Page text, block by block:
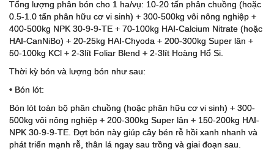
Tổng lượng phân bón cho 1 ha/vụ: 10-20 tấn phân chuồng (hoặc
0.5-1.0 tấn phân hữu cơ vi sinh) + 300-500kg vôi nông nghiệp +
400-500kg NPK 30-9-9-TE + 70-100kg HAI-Calcium Nitrate (hoặc
HAI-CanNiBo) + 20-25kg HAI-Chyoda + 200-300kg Super lân +
50-100kg KCl + 2-3lít Foliar Blend + 2-3lít Hoàng Hổ Si.
Thời kỳ bón và lượng bón như sau:
• Bón lót:
Bón lót toàn bộ phân chuồng (hoặc phân hữu cơ vi sinh) + 300-
500kg vôi nông nghiệp + 200-300kg Super lân + 150-200kg HAI-
NPK 30-9-9-TE. Đợt bón này giúp cây bén rễ hồi xanh nhanh và
phát triển mạnh rễ, thân lá ngay sau trồng và giai đoạn sau.